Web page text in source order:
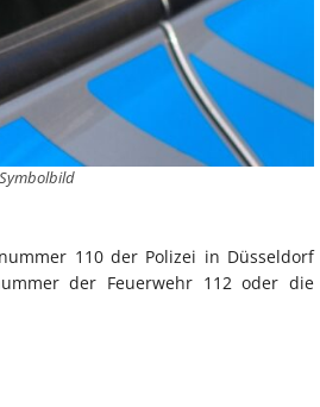
110 der Polizei in Düsseldorf
der Feuerwehr 112 oder die